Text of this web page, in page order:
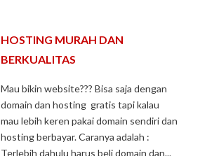
HOSTING MURAH DAN
BERKUALITAS
Mau bikin website??? Bisa saja dengan
domain dan hosting gratis tapi kalau
mau lebih keren pakai domain sendiri dan
hosting berbayar. Caranya adalah :
Terlebih dahulu harus beli domain dan...